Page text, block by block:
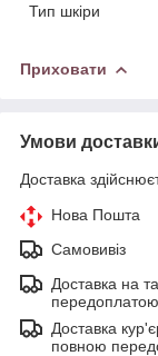
Тип шкіри
Приховати
Умови
Доставка
Нова Пошта
Самовивіз
Доставка на
Доставка
повною